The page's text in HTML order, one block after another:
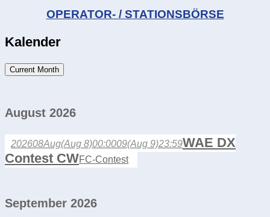
OPERATOR- / STATIONSBÖRSE
Kalender
Current Month
August 2026
202608Aug(Aug 8)00:0009(Aug 9)23:59WAE DX
Contest CWFC-Contest
September 2026